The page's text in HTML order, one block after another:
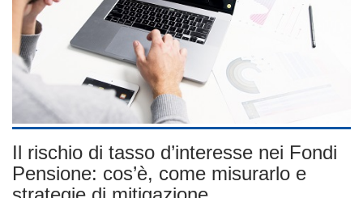
Il rischio di tasso d’interesse nei Fondi
Pensione: cos’è, come misurarlo e